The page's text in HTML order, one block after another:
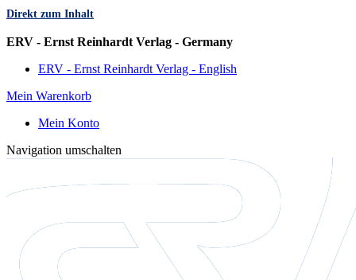
Direkt zum Inhalt
ERV - Ernst Reinhardt Verlag - Germany
ERV - Ernst Reinhardt Verlag - English
Mein Warenkorb
Mein Konto
Navigation umschalten